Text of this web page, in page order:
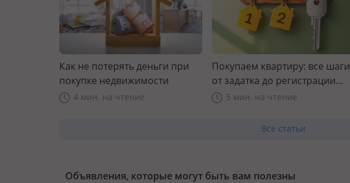
Как не потерять деньги при
покупке недвижимости
4 мин. на чтение
Покупаем квартиру: все шаги
от задатка до регистрации
прав5 мин. на чтение
Все статьи
Объявления, которые могут быть вам полезны